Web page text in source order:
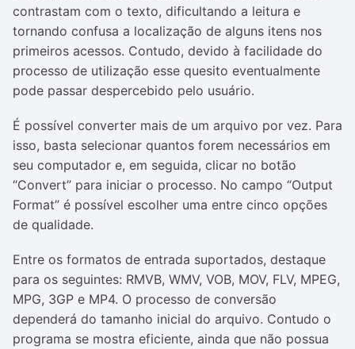
contrastam com o texto, dificultando a leitura e
tornando confusa a localização de alguns itens nos
primeiros acessos. Contudo, devido à facilidade do
processo de utilização esse quesito eventualmente
pode passar despercebido pelo usuário.
É possível converter mais de um arquivo por vez. Para
isso, basta selecionar quantos forem necessários em
seu computador e, em seguida, clicar no botão
“Convert” para iniciar o processo. No campo “Output
Format” é possível escolher uma entre cinco opções
de qualidade.
Entre os formatos de entrada suportados, destaque
para os seguintes: RMVB, WMV, VOB, MOV, FLV, MPEG,
MPG, 3GP e MP4. O processo de conversão
dependerá do tamanho inicial do arquivo. Contudo o
programa se mostra eficiente, ainda que não possua